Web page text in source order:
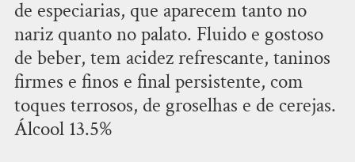
de especiarias, que aparecem tanto no
nariz quanto no palato. Fluido e gostoso
de beber, tem acidez refrescante, taninos
firmes e finos e final persistente, com
toques terrosos, de groselhas e de cerejas.
Álcool 13.5%